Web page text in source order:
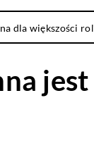
dla większości